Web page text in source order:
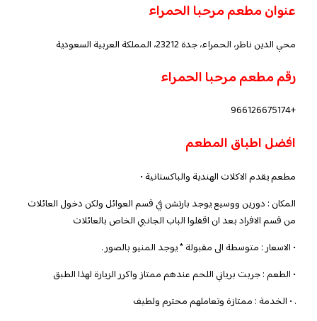
عنوان مطعم مرحبا الحمراء
محي الدين ناظر، الحمراء، جدة 23212، المملكة العربية السعودية
رقم مطعم مرحبا الحمراء
+966126675174
افضل اطباق المطعم
مطعم يقدم الاكلات الهندية والباكستانية •
المكان : دورين ووسيع يوجد بارتشن في قسم العوائل ولكن دخول العائلات
من قسم الافراد بعد ان اقفلوا الباب الجانبي الخاص بالعائلات
• الاسعار : متوسطة الى مقبولة * يوجد المنيو بالصور .
• الطعم : جربت برياني اللحم عندهم ممتاز واكرر الزيارة لهذا الطبق
. • الخدمة : ممتازة وتعاملهم محترم ولطيف